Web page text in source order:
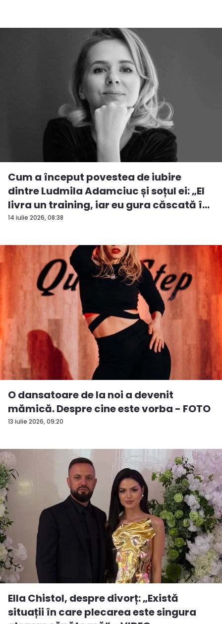
14 iulie 2026, 08:38
Cum a început povestea de iubire
dintre Ludmila Adamciuc și soțul ei: „El
livra un training, iar eu gura căscată î...
13 iulie 2026, 09:20
O dansatoare de la noi a devenit
mămică. Despre cine este vorba - FOTO
Ella Chistol, despre divorț: „Există
situații în care plecarea este singura